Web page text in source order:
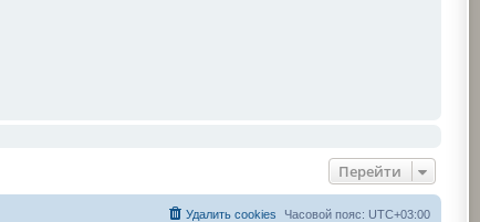
Перейти
Часовой пояс: UTC+03:00
Удалить cookies